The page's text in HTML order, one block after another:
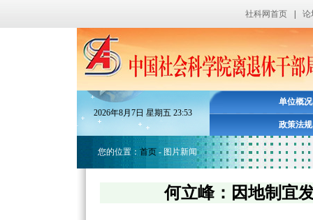
社科网首页 论
2026年8月7日星期五23:53
单位概况
政策法规
您的位置： 首页 - 图片新闻
何立峰：因地制宜